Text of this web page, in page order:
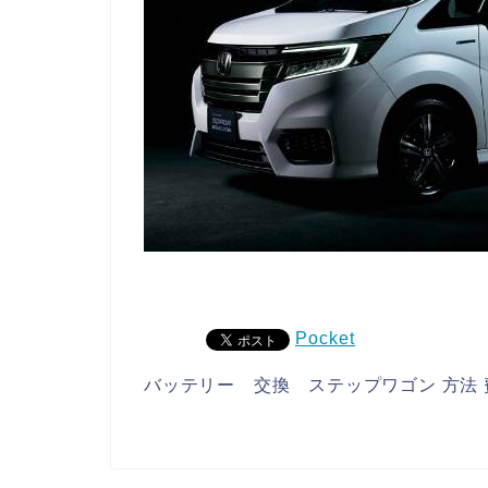
Pocket
バッテリー 交換 ステップワゴン 方法